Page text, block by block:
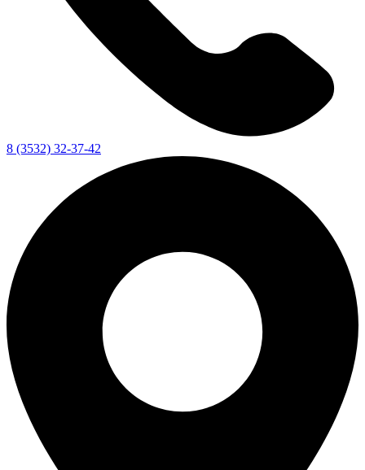
8 (3532) 32-37-42